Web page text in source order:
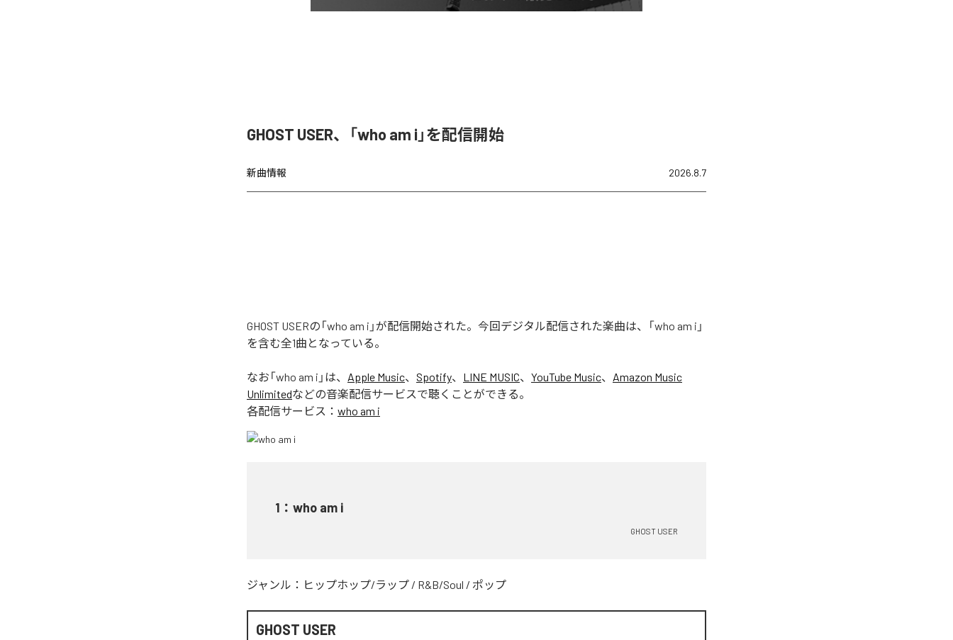
GHOST USER、「who am i」を配信開始
新曲情報 2026.8.7
GHOST USERの「who am i」が配信開始された。今回デジタル配信された楽曲は、「who am i」
を含む全1曲となっている。
なお「who am i 」は、 Apple Music、 Spotify、 LINE MUSIC、 YouTube Music、 Amazon Music
Unlimitedなどの音楽配信サービスで聴くことができる。
各配信サービス： who am i
1 ： who am i
GHOST USER
ジャンル： ヒップホップ/ラップ / R&B/Soul / ポップ
GHOST USER